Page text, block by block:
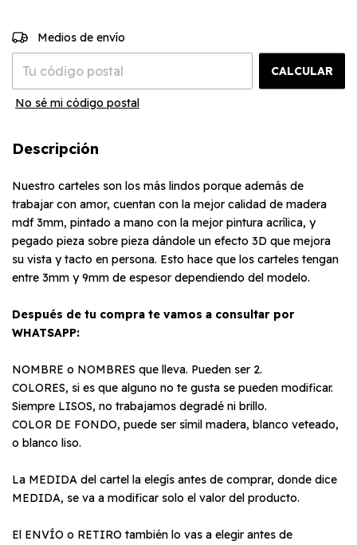
Entregas para el CP:
Medios de envío
CALCULAR
No sé mi código postal
Descripción
Nuestro carteles son los más lindos porque además de
trabajar con amor, cuentan con la mejor calidad de madera
mdf 3mm, pintado a mano con la mejor pintura acrílica, y
pegado pieza sobre pieza dándole un efecto 3D que mejora
su vista y tacto en persona. Esto hace que los carteles tengan
entre 3mm y 9mm de espesor dependiendo del modelo.
Después de tu compra te vamos a consultar por
WHATSAPP:
NOMBRE o NOMBRES que lleva. Pueden ser 2.
COLORES, si es que alguno no te gusta se pueden modificar.
Siempre LISOS, no trabajamos degradé ni brillo.
COLOR DE FONDO, puede ser símil madera, blanco veteado,
o blanco liso.
La MEDIDA del cartel la elegís antes de comprar, donde dice
MEDIDA, se va a modificar solo el valor del producto.
El ENVÍO o RETIRO también lo vas a elegir antes de